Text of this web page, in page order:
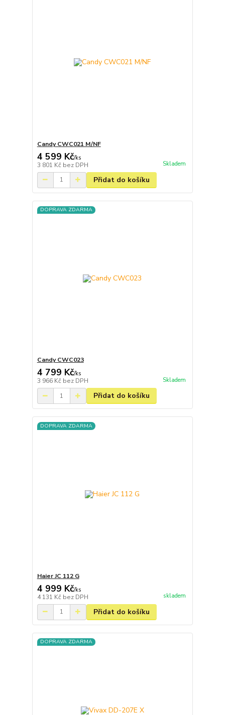
Candy CWC021 M/NF
4 599 Kč/ks
3 801 Kč bez DPH Skladem
Přidat do košíku
DOPRAVA ZDARMA
Candy CWC023
4 799 Kč/ks
3 966 Kč bez DPH Skladem
Přidat do košíku
DOPRAVA ZDARMA
Haier JC 112 G
4 999 Kč/ks
4 131 Kč bez DPH skladem
Přidat do košíku
DOPRAVA ZDARMA